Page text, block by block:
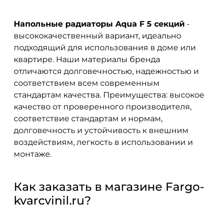
Напольные радиаторы Aqua F 5 секций -
высококачественный вариант, идеально
подходящий для использования в доме или
квартире. Наши материалы бренда
отличаются долговечностью, надежностью и
соответствием всем современным
стандартам качества. Преимущества: высокое
качество от проверенного производителя,
соответствие стандартам и нормам,
долговечность и устойчивость к внешним
воздействиям, легкость в использовании и
монтаже.
Как заказать в магазине Fargo-
kvarcvinil.ru?